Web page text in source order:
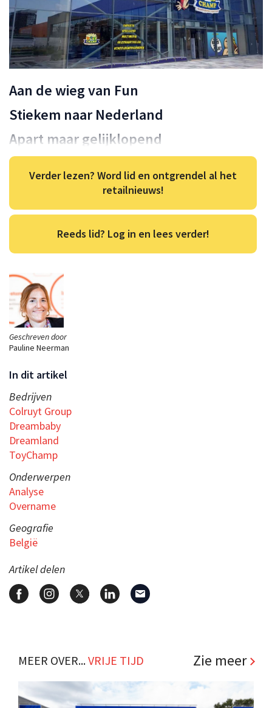
Geschreven door
Pauline Neerman
In dit artikel
Bedrijven
Colruyt Group
Dreambaby
Dreamland
ToyChamp
Onderwerpen
Analyse
Overname
Geografie
België
Artikel delen
Aan de wieg van Fun
Stiekem naar Nederland
Apart maar gelijklopend
Verder lezen? Word lid en ontgrendel al het
retailnieuws!
Reeds lid? Log in en lees verder!
MEER OVER...VRIJE TIJD Zie meer